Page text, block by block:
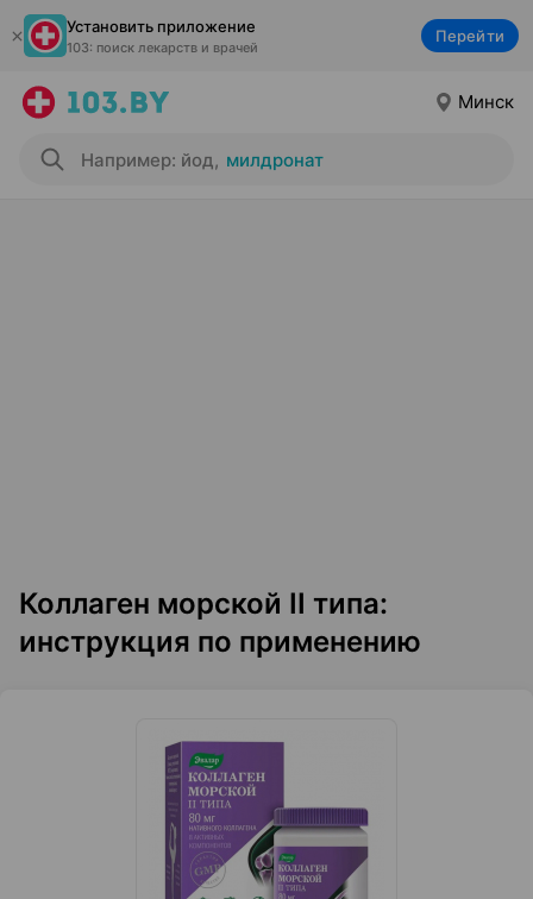
Установить приложение
103: поиск лекарств и врачей
Перейти
Минск
Например: йод, милдронат
Коллаген морской II типа:
инструкция по применению